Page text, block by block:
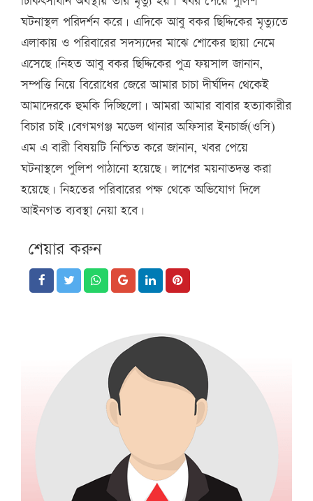
ঘটনাস্থল পরিদর্শন করে। এদিকে আবু বকর ছিদ্দিকের মৃত্যুতে
এলাকায় ও পরিবারের সদস্যদের মাঝে শোকের ছায়া নেমে
এসেছে।নিহত আবু বকর ছিদ্দিকের পুত্র ফয়সাল জানান,
সম্পত্তি নিয়ে বিরোধের জেরে আমার চাচা দীর্ঘদিন থেকেই
আমাদেরকে হুমকি দিচ্ছিলো। আমরা আমার বাবার হত্যাকারীর
বিচার চাই।বেগমগঞ্জ মডেল থানার অফিসার ইনচার্জ(ওসি)
এম এ বারী বিষয়টি নিশ্চিত করে জানান, খবর পেয়ে
ঘটনাস্থলে পুলিশ পাঠানো হয়েছে। লাশের ময়নাতদন্ত করা
হয়েছে। নিহতের পরিবারের পক্ষ থেকে অভিযোগ দিলে
আইনগত ব্যবস্থা নেয়া হবে।
শেয়ার করুন